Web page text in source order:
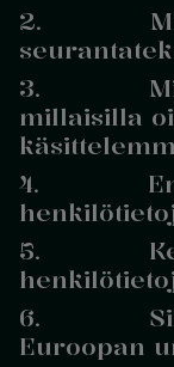
2. Miten
3. Missä
millaisilla
4. Entä
5.
6.
Euroopan